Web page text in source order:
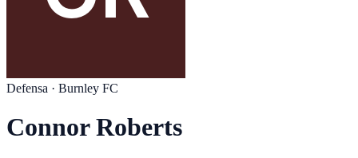
Defensa · Burnley FC
Connor Roberts